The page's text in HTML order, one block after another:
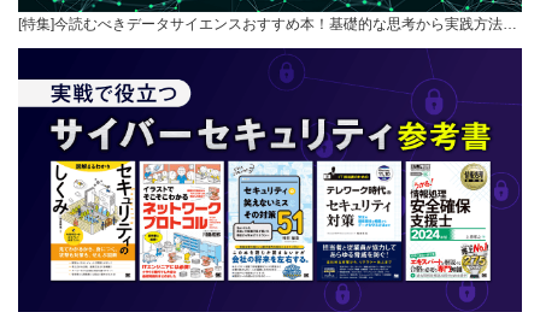
[特集]今読むべきデータサイエンスおすすめ本！基礎的な思考から実践方法…